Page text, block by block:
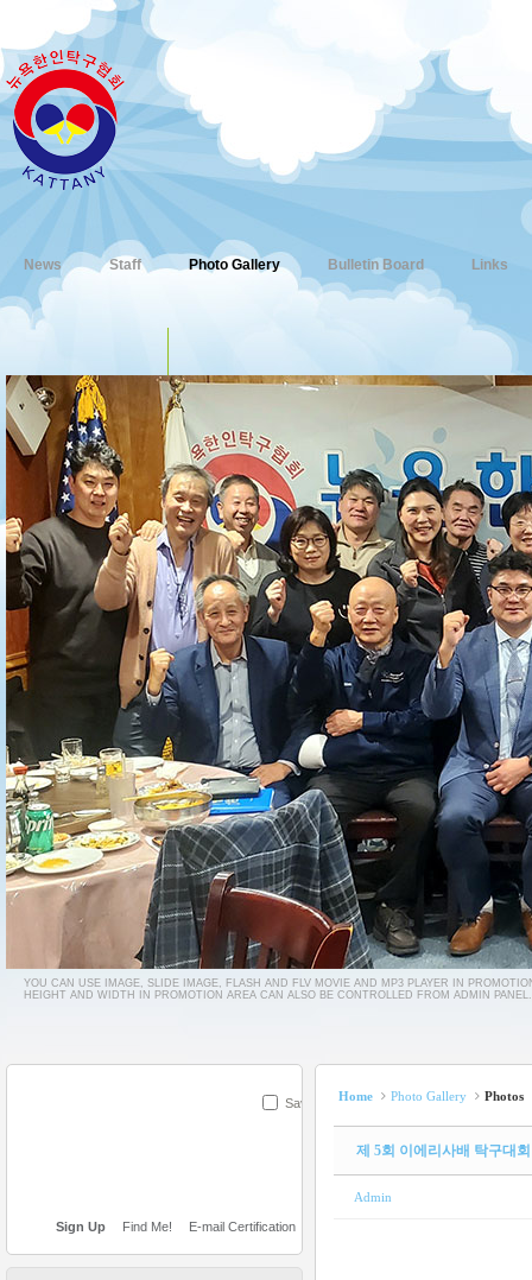
News Staff Photo Gallery Bulletin Board Links
YOU CAN USE IMAGE, SLIDE IMAGE, FLASH AND FLV MOVIE AND MP3 PLAYER IN
HEIGHT AND WIDTH IN PROMOTION AREA CAN ALSO BE CONTROLLED FROM ADMIN PANEL.
Save
Sign Up Find Me! E-mail Certification
Home Photo Gallery Photos
제 5회 이에리사배 탁구대
Admin